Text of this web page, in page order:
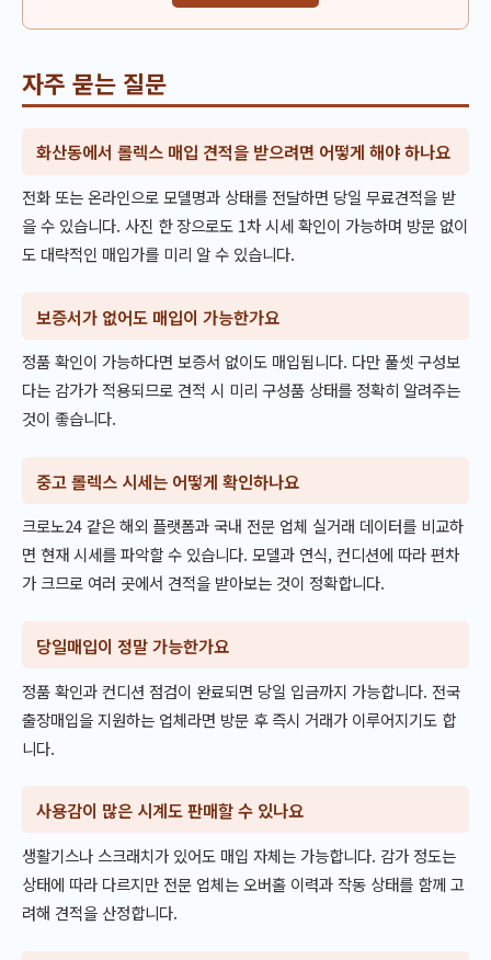
자주 묻는 질문
화산동에서 롤렉스 매입 견적을 받으려면 어떻게 해야 하나요
전화 또는 온라인으로 모델명과 상태를 전달하면 당일 무료견적을 받
을 수 있습니다. 사진 한 장으로도 1차 시세 확인이 가능하며 방문 없이
도 대략적인 매입가를 미리 알 수 있습니다.
보증서가 없어도 매입이 가능한가요
정품 확인이 가능하다면 보증서 없이도 매입됩니다. 다만 풀셋 구성보
다는 감가가 적용되므로 견적 시 미리 구성품 상태를 정확히 알려주는
것이 좋습니다.
중고 롤렉스 시세는 어떻게 확인하나요
크로노24 같은 해외 플랫폼과 국내 전문 업체 실거래 데이터를 비교하
면 현재 시세를 파악할 수 있습니다. 모델과 연식, 컨디션에 따라 편차
가 크므로 여러 곳에서 견적을 받아보는 것이 정확합니다.
당일매입이 정말 가능한가요
정품 확인과 컨디션 점검이 완료되면 당일 입금까지 가능합니다. 전국
출장매입을 지원하는 업체라면 방문 후 즉시 거래가 이루어지기도 합
니다.
사용감이 많은 시계도 판매할 수 있나요
생활기스나 스크래치가 있어도 매입 자체는 가능합니다. 감가 정도는
상태에 따라 다르지만 전문 업체는 오버홀 이력과 작동 상태를 함께 고
려해 견적을 산정합니다.